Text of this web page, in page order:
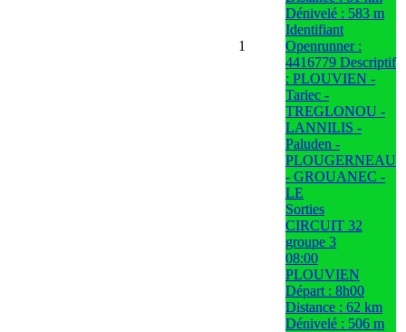
1
Dénivelé : 583 m
Identifiant
Openrunner :
4416779 Descriptif
: PLOUVIEN -
Tariec -
TREGLONOU -
LANNILIS -
Paluden -
PLOUGERNEAU
- GROUANEC -
LE
Sorties
CIRCUIT 32
groupe 3
08:00
PLOUVIEN
Départ : 8h00
Distance : 62 km
Dénivelé : 506 m